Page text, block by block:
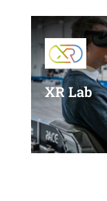
Systeme.
XR Lab
hier helfen:
Motivation